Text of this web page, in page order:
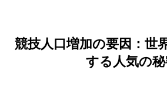
競技人口増加の要因：世
する人気の